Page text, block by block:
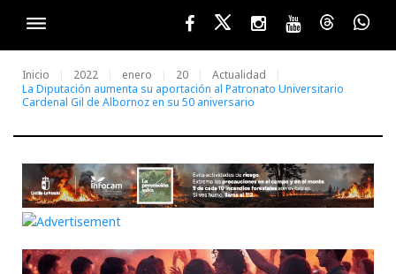
FacebookTwitterInstagram
YoutubeThreads
Inicio 2022 enero 20
Actualidad
La Diputación aumenta su aportación al Patronato Universitario
Cardenal Gil de Albornoz en su 50 aniversario